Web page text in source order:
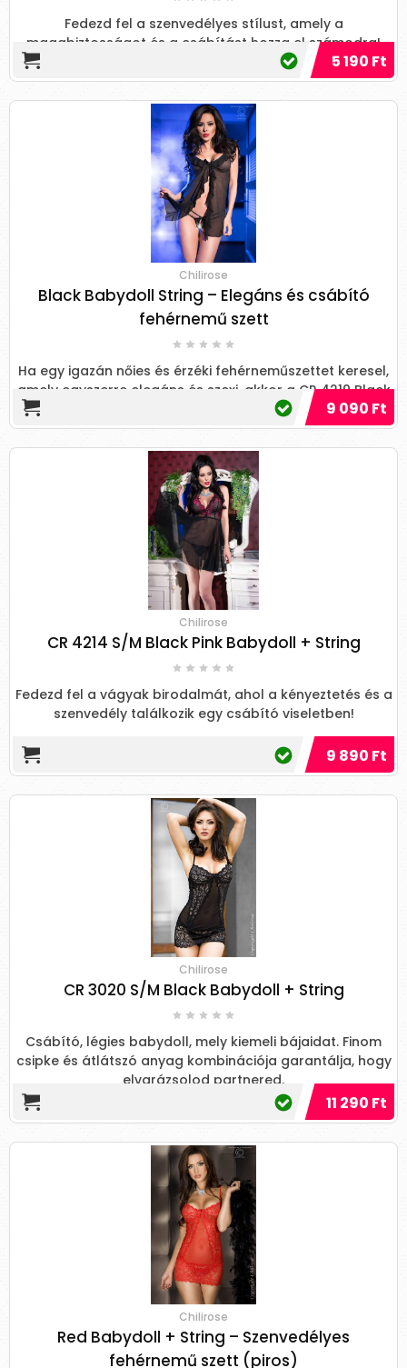
Fedezd fel a szenvedélyes stílust, amely a
magabiztosságot és a csábítást hozza el számodra!
5 190 Ft
Chilirose
Black Babydoll String – Elegáns és csábító
fehérnemű szett
Ha egy igazán nőies és érzéki fehérneműszettet keresel,
amely egyszerre elegáns és szexi, akkor a CR 4219 Black
Babydoll + String tökéletes választás!9 090 Ft
Chilirose
CR 4214 S/M Black Pink Babydoll + String
Fedezd fel a vágyak birodalmát, ahol a kényeztetés és a
szenvedély találkozik egy csábító viseletben!
9 890 Ft
Chilirose
CR 3020 S/M Black Babydoll + String
Csábító, légies babydoll, mely kiemeli bájaidat. Finom
csipke és átlátszó anyag kombinációja garantálja, hogy
elvarázsolod partnered.
11 290 Ft
Chilirose
Red Babydoll + String – Szenvedélyes
fehérnemű szett (piros)